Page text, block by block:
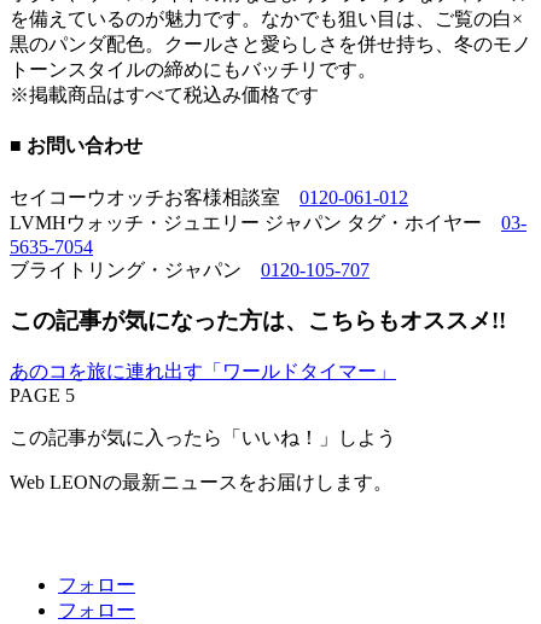
を備えているのが魅力です。なかでも狙い目は、ご覧の白×
黒のパンダ配色。クールさと愛らしさを併せ持ち、冬のモノ
トーンスタイルの締めにもバッチリです。
※掲載商品はすべて税込み価格です
■ お問い合わせ
セイコーウオッチお客様相談室 0120-061-012
LVMHウォッチ・ジュエリー ジャパン タグ・ホイヤー 03-
5635-7054
ブライトリング・ジャパン 0120-105-707
この記事が気になった方は、こちらもオススメ!!
あのコを旅に連れ出す「ワールドタイマー」
PAGE 5
この記事が気に入ったら「いいね！」しよう
Web LEONの最新ニュースをお届けします。
フォロー
フォロー